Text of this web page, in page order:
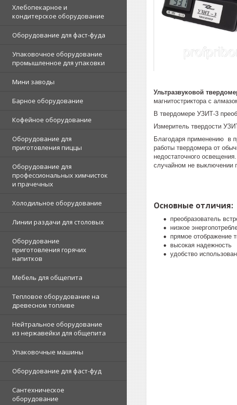
Хлебопекарное и
кондитерское оборудование
Оборудование для фаст-фуда
Упаковочное оборудование
промышленное для упаковки
Мини заводы
Барное оборудование
Кофейное оборудование
Оборудование для
приготовления пиццы
Оборудование для
профессиональных химчисток
и прачечных
Холодильное оборудование
Линии раздачи для столовых
Оборудование
приготовления горячих
напитков
Мебель для общепита
Тепловое оборудование на
древесном топливе
Нейтральное оборудование
из нержавейки для общепита
Упаковочные машины
Оборудование для фаст-фуд
Сантехническое
оборудование
Ультразвуковой
магнитостриктора с
В твердомере УЗИТ-3
Измеритель твердости
Благодаря применению в
работы твердомера от
недостаточного
случайном не выключении
Основные отличия:
преобразователь
низкое
прямое отображение
высокая надежность
удобство